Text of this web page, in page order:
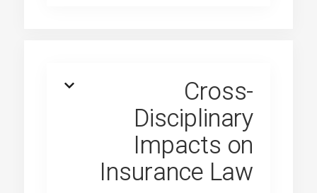
Cross-
Disciplinary
Impacts on
Insurance Law